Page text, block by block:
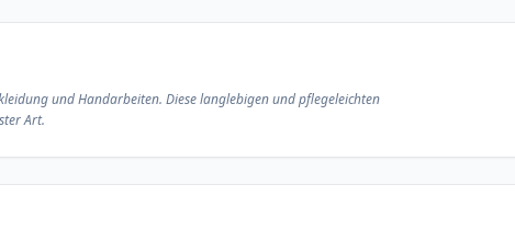
und Handarbeiten. Diese langlebigen und pflegeleichten
Art.